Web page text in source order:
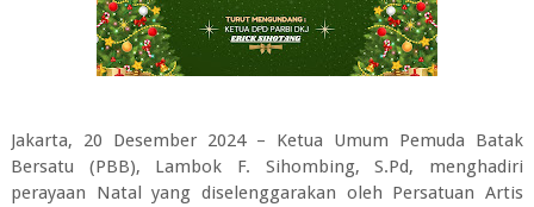
Jakarta, 20 Desember 2024 – Ketua Umum Pemuda Batak
Bersatu (PBB), Lambok F. Sihombing, S.Pd, menghadiri
perayaan Natal yang diselenggarakan oleh Persatuan Artis